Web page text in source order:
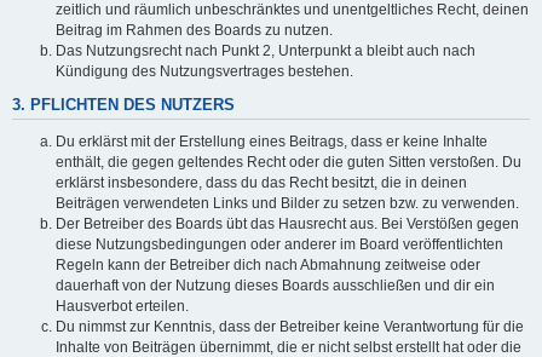
zeitlich und räumlich unbeschränktes und unentgeltliches Recht, deinen
Beitrag im Rahmen des Boards zu nutzen.
Das Nutzungsrecht nach Punkt 2, Unterpunkt a bleibt auch nach
Kündigung des Nutzungsvertrages bestehen.
3. PFLICHTEN DES NUTZERS
Du erklärst mit der Erstellung eines Beitrags, dass er keine Inhalte
enthält, die gegen geltendes Recht oder die guten Sitten verstoßen. Du
erklärst insbesondere, dass du das Recht besitzt, die in deinen
Beiträgen verwendeten Links und Bilder zu setzen bzw. zu verwenden.
Der Betreiber des Boards übt das Hausrecht aus. Bei Verstößen gegen
diese Nutzungsbedingungen oder anderer im Board veröffentlichten
Regeln kann der Betreiber dich nach Abmahnung zeitweise oder
dauerhaft von der Nutzung dieses Boards ausschließen und dir ein
Hausverbot erteilen.
Du nimmst zur Kenntnis, dass der Betreiber keine Verantwortung für die
Inhalte von Beiträgen übernimmt, die er nicht selbst erstellt hat oder die